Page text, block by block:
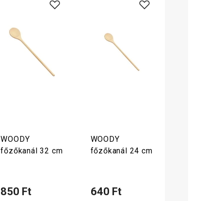
WOODY
főzőkanál 32 cm
850 Ft
WOODY
főzőkanál 24 cm
640 Ft